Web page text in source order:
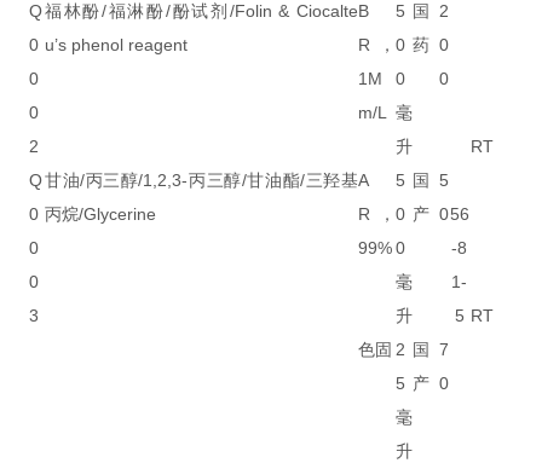
Q
0
0
0
2
福林酚/福淋酚/酚试剂/Folin & Ciocalte
u’s phenol reagent
B
R，
1M
m/L
5
0
0
毫
升
国
药
2
0
0
RT
Q
0
0
0
3
甘油/丙三醇/1,2,3-丙三醇/甘油酯/三羟基
丙烷/Glycerine
A
R，
99%
5
0
0
毫
升
国
产
5
056
-8
1-
5 RT
色固 2
5
毫
升
国
产
7
0